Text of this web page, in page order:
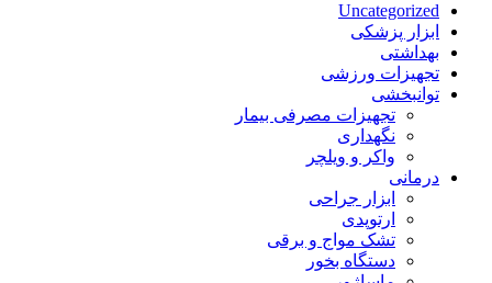
Uncategorized
ابزار پزشکی
بهداشتی
تجهیزات ورزشی
توانبخشی
تجهیزات مصرفی بیمار
نگهداری
واکر و ویلچر
درمانی
ابزار جراحی
ارتوپدی
تشک مواج و برقی
دستگاه بخور